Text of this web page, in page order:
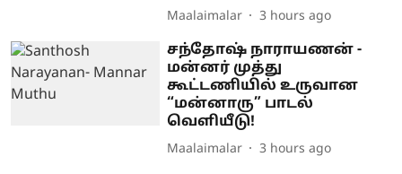
Maalaimalar 3 hours ago
சந்தோஷ் நாராயணன் -
மன்னர் முத்து
கூட்டணியில் உருவான
“மன்னாரு” பாடல்
வெளியீடு!
Maalaimalar 3 hours ago